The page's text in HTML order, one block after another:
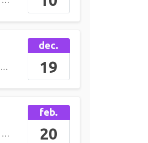
tot en met zondag 03 januari 2027
dec.
19
zondag 28 februari 2027
feb.
20